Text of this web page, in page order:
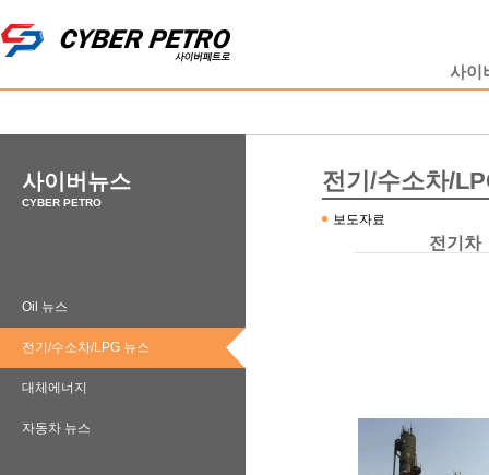
사이
사이버뉴스
CYBER PETRO
Oil 뉴스
전기/수소차/LPG 뉴스
대체에너지
자동차 뉴스
전기/수소차/
보도자료
전기차